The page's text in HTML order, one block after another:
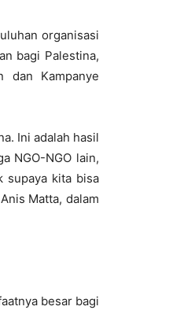
organisasi
bagi Palestina,
dan Kampanye
Ini adalah hasil
NGO-NGO lain,
supaya kita bisa
Matta, dalam
besar bagi